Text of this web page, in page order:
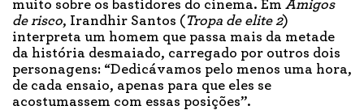
muito sobre os bastidores do cinema. Em Amigos
de risco, Irandhir Santos ( Tropa de elite 2)
interpreta um homem que passa mais da metade
da história desmaiado, carregado por outros dois
personagens: “Dedicávamos pelo menos uma hora,
de cada ensaio, apenas para que eles se
acostumassem com essas posições”.